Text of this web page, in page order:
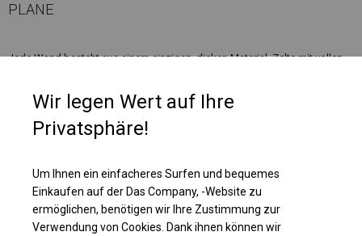
PLANE
Jede Wand besteht aus einem einzigen, dicken Material. Zelte mit vollen
Regen oder Schnee, sondern auch Staub und andere Verunreinigungen
nicht hineinfallen.
Einzelheiten ansehen
Plane ändern
Wir legen Wert auf Ihre
Privatsphäre!
Um Ihnen ein einfacheres Surfen und bequemes
Einkaufen auf der Das Company, -Website zu
ermöglichen, benötigen wir Ihre Zustimmung zur
Verwendung von Cookies. Dank ihnen können wir